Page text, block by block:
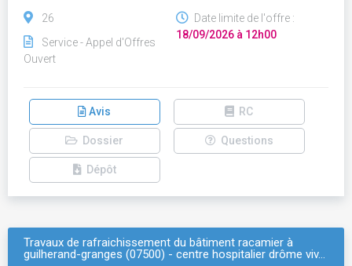
26
Service - Appel d'Offres
Ouvert
Date limite de l'offre :
18/09/2026 à 12h00
Avis RC
Dossier Questions
Dépôt
Travaux de rafraichissement du bâtiment racamier à
guilherand-granges (07500) - centre hospitalier drôme viv…